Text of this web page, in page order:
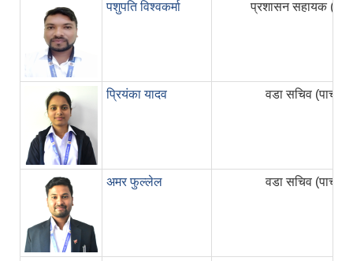
पशुपति विश्वकर्मा प्रशासन सहायक
प्रियंका यादव वडा सचिव (पाचौं)
अमर फुल्लेल वडा सचिव (पाचौं)